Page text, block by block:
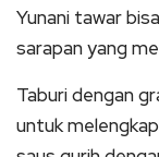
Yunani tawar
sarapan yang
Taburi dengan
untuk